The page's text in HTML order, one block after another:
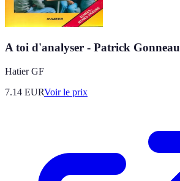
A toi d'analyser - Patrick Gonneau
Hatier GF
7.14 EURVoir le prix